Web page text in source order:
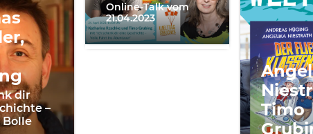
dir
–
Bolle
Online-Talk vom
21.04.2023
Timo